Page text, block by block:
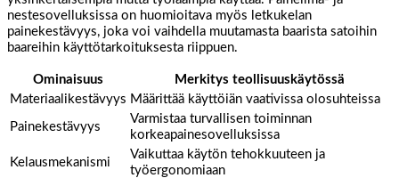
nestesovelluksissa on huomioitava myös letkukelan
painekestävyys, joka voi vaihdella muutamasta baarista satoihin
baareihin käyttötarkoituksesta riippuen.
Ominaisuus
Merkitys teollisuuskäytössä
Materiaalikestävyys Määrittää käyttöiän vaativissa olosuhteissa
Painekestävyys
Varmistaa turvallisen toiminnan
korkeapainesovelluksissa
Kelausmekanismi
Vaikuttaa käytön tehokkuuteen ja
työergonomiaan